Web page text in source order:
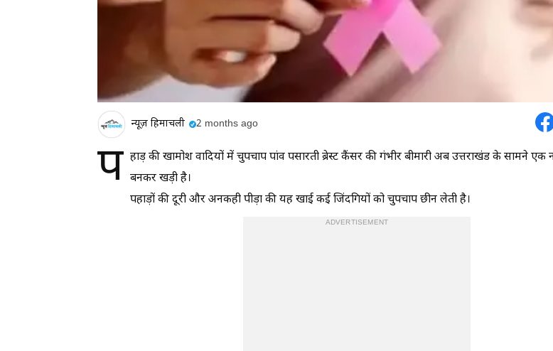
न्यूज़ हिमाचली 2 months ago
प हाड़ की खामोश वादियों में चुपचाप पांव पसारती ब्रेस्ट कैंसर की गंभीर बीमारी अब उत्तराखंड के सामने एक
बनकर खड़ी है।
पहाड़ों की दूरी और अनकही पीड़ा की यह खाई कई जिंदगियों को चुपचाप छीन लेती है।
ADVERTISEMENT